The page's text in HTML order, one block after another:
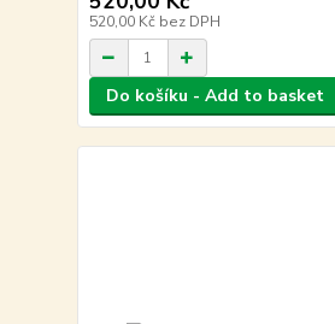
520,00 Kč bez DPH
Do košíku - Add to basket